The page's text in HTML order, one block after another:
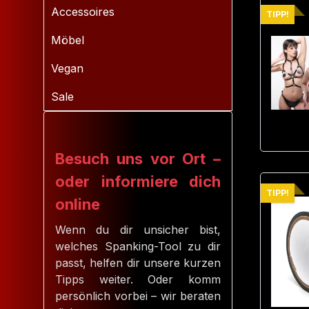
Accessoires
Möbel
Vegan
Sale
Besuch uns vor Ort –
oder informiere dich
online
Wenn du dir unsicher bist,
welches Spanking-Tool zu dir
passt, helfen dir unsere kurzen
Tipps weiter. Oder komm
persönlich vorbei – wir beraten
TIPP!
TIPP!